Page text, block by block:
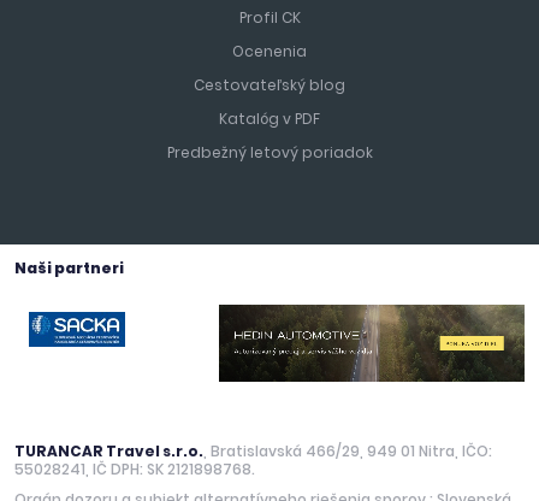
Profil CK
Ocenenia
Cestovateľský blog
Katalóg v PDF
Predbežný letový poriadok
Naši partneri
TURANCAR Travel s.r.o. , Bratislavská 466/29, 949 01 Nitra, IČO:
55028241, IČ DPH: SK 2121898768.